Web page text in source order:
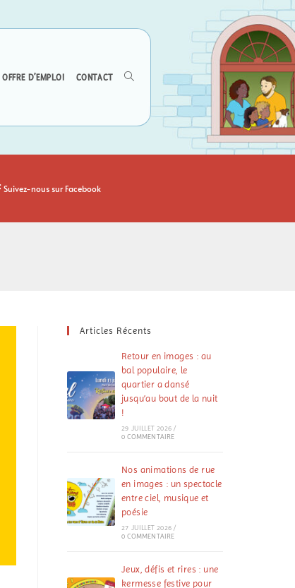
OFFRE D’EMPLOI CONTACT
Suivez-nous sur Facebook
Articles Récents
Retour en images : au
bal populaire, le
quartier a dansé
jusqu’au bout de la nuit
!
29 JUILLET 2026 /
0 COMMENTAIRE
Nos animations de rue
en images : un spectacle
entre ciel, musique et
poésie
27 JUILLET 2026 /
0 COMMENTAIRE
Jeux, défis et rires : une
kermesse festive pour